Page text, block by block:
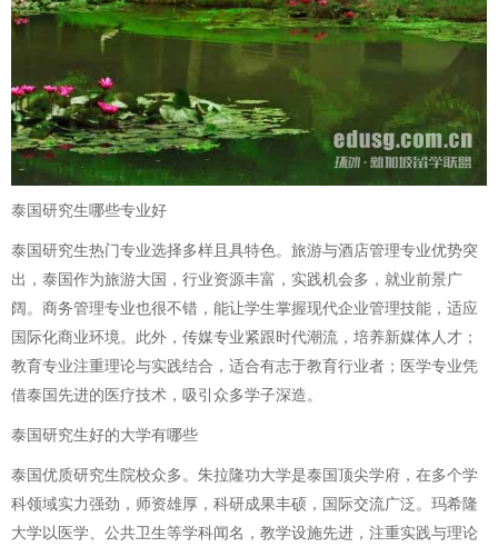
泰国研究生哪些专业好
泰国研究生热门专业选择多样且具特色。旅游与酒店管理专业优势突
出，泰国作为旅游大国，行业资源丰富，实践机会多，就业前景广
阔。商务管理专业也很不错，能让学生掌握现代企业管理技能，适应
国际化商业环境。此外，传媒专业紧跟时代潮流，培养新媒体人才；
教育专业注重理论与实践结合，适合有志于教育行业者；医学专业凭
借泰国先进的医疗技术，吸引众多学子深造。
泰国研究生好的大学有哪些
泰国优质研究生院校众多。朱拉隆功大学是泰国顶尖学府，在多个学
科领域实力强劲，师资雄厚，科研成果丰硕，国际交流广泛。玛希隆
大学以医学、公共卫生等学科闻名，教学设施先进，注重实践与理论